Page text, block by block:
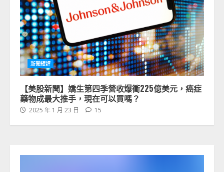
新聞短評
【美股新聞】嬌生第四季營收爆衝225億美元，癌症
藥物成最大推手，現在可以買嗎？
2025 年 1 月 23 日 15